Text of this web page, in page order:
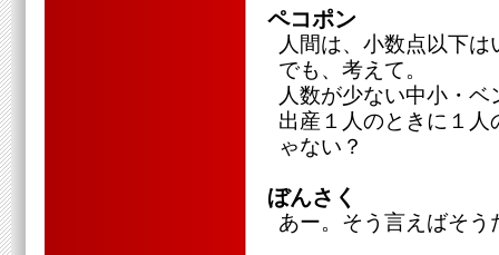
ペコポン
人間は、小数点以下は
でも、考えて。
人数が少ない中小・
出産１人のときに１
ゃない？
ぼんさく
あー。そう言えばそう